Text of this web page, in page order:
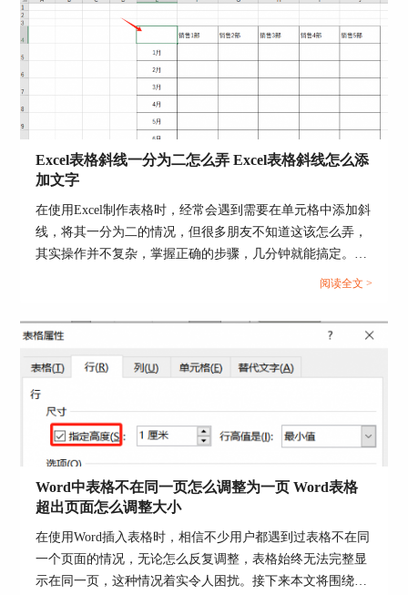
二、ppt触发器怎么设置消失
在ppt中设置好触发器声音后，为了展示效果可以
让触发器消失掉，具体操作如下。
画效果下列表中选择“消失”动画效果。
2.选中触发器，点击“动画窗格”按钮，在跳出的页
面中选中“图片5”鼠标右键选择“效果选项”，在“消
失”窗口“计时”子页面的开始下拉列表中选择“单击
时”，再点击“确定”按钮即可。
Excel表格斜线一分为二怎么弄 Excel表格斜线怎么添
加文字
在使用Excel制作表格时，经常会遇到需要在单元格中添加斜
线，将其一分为二的情况，但很多朋友不知道这该怎么弄，
其实操作并不复杂，掌握正确的步骤，几分钟就能搞定。下
面就为大家详细介绍Excel表格斜线一分为二怎么弄，Excel
阅读全文 >
Word中表格不在同一页怎么调整为一页 Word表格
超出页面怎么调整大小
在使用Word插入表格时，相信不少用户都遇到过表格不在同
一个页面的情况，无论怎么反复调整，表格始终无法完整显
示在同一页，这种情况着实令人困扰。接下来本文将围绕